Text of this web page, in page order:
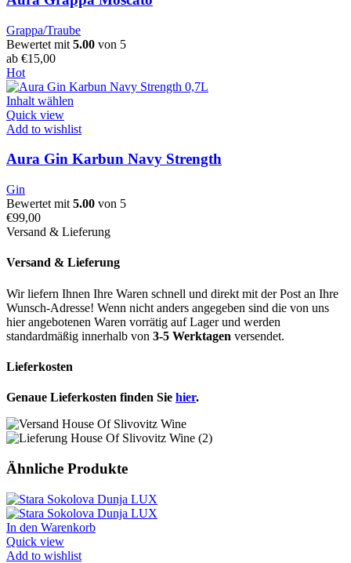
Grappa/Traube
Bewertet mit 5.00 von 5
ab €15,00
Hot
Inhalt wählen
Quick view
Add to wishlist
Aura Gin Karbun Navy Strength
Gin
Bewertet mit 5.00 von 5
€99,00
Versand & Lieferung
Versand & Lieferung
Wir liefern Ihnen Ihre Waren schnell und direkt mit der Post an Ihre
Wunsch-Adresse! Wenn nicht anders angegeben sind die von uns
hier angebotenen Waren vorrätig auf Lager und werden
standardmäßig innerhalb von 3-5 Werktagen versendet.
Lieferkosten
Genaue Lieferkosten finden Sie hier.
Ähnliche Produkte
In den Warenkorb
Quick view
Add to wishlist